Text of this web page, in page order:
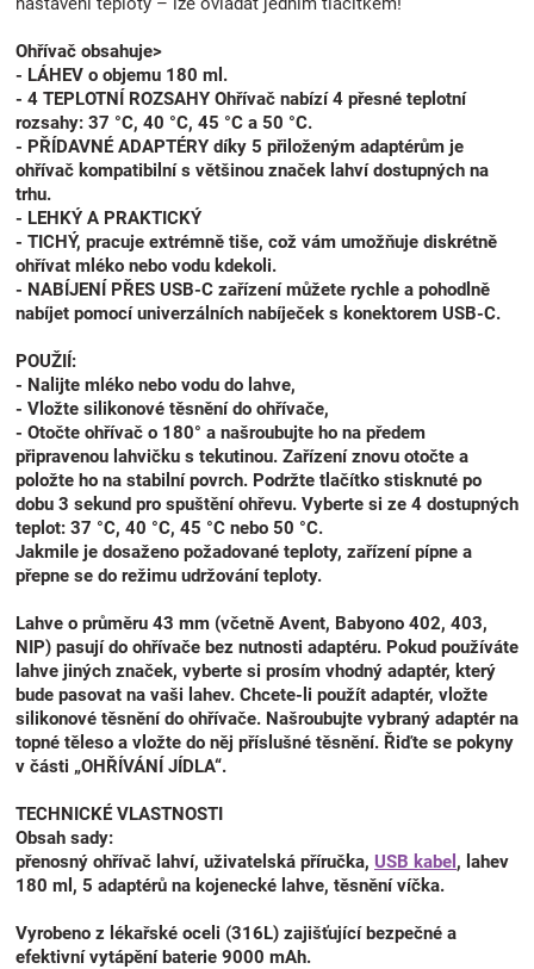
Ohřívač obsahuje>
- LÁHEV o objemu 180 ml.
- 4 TEPLOTNÍ ROZSAHY Ohřívač nabízí 4 přesné teplotní
rozsahy: 37 °C, 40 °C, 45 °C a 50 °C.
- PŘÍDAVNÉ ADAPTÉRY díky 5 přiloženým adaptérům je
ohřívač kompatibilní s většinou značek lahví dostupných na
trhu.
- LEHKÝ A PRAKTICKÝ
- TICHÝ, pracuje extrémně tiše, což vám umožňuje diskrétně
ohřívat mléko nebo vodu kdekoli.
- NABÍJENÍ PŘES USB-C zařízení můžete rychle a pohodlně
nabíjet pomocí univerzálních nabíječek s konektorem USB-C.
POUŽIÍ:
- Nalijte mléko nebo vodu do lahve,
- Vložte silikonové těsnění do ohřívače,
- Otočte ohřívač o 180° a našroubujte ho na předem
připravenou lahvičku s tekutinou. Zařízení znovu otočte a
položte ho na stabilní povrch. Podržte tlačítko stisknuté po
dobu 3 sekund pro spuštění ohřevu. Vyberte si ze 4 dostupných
teplot: 37 °C, 40 °C, 45 °C nebo 50 °C.
Jakmile je dosaženo požadované teploty, zařízení pípne a
přepne se do režimu udržování teploty.
Lahve o průměru 43 mm (včetně Avent, Babyono 402, 403,
NIP) pasují do ohřívače bez nutnosti adaptéru. Pokud používáte
lahve jiných značek, vyberte si prosím vhodný adaptér, který
bude pasovat na vaši lahev. Chcete-li použít adaptér, vložte
silikonové těsnění do ohřívače. Našroubujte vybraný adaptér na
topné těleso a vložte do něj příslušné těsnění. Řiďte se pokyny
v části „OHŘÍVÁNÍ JÍDLA“.
TECHNICKÉ VLASTNOSTI
Obsah sady:
přenosný ohřívač lahví, uživatelská příručka, USB kabel , lahev
180 ml, 5 adaptérů na kojenecké lahve, těsnění víčka.
Vyrobeno z lékařské oceli (316L) zajišťující bezpečné a
efektivní vytápění baterie 9000 mAh.